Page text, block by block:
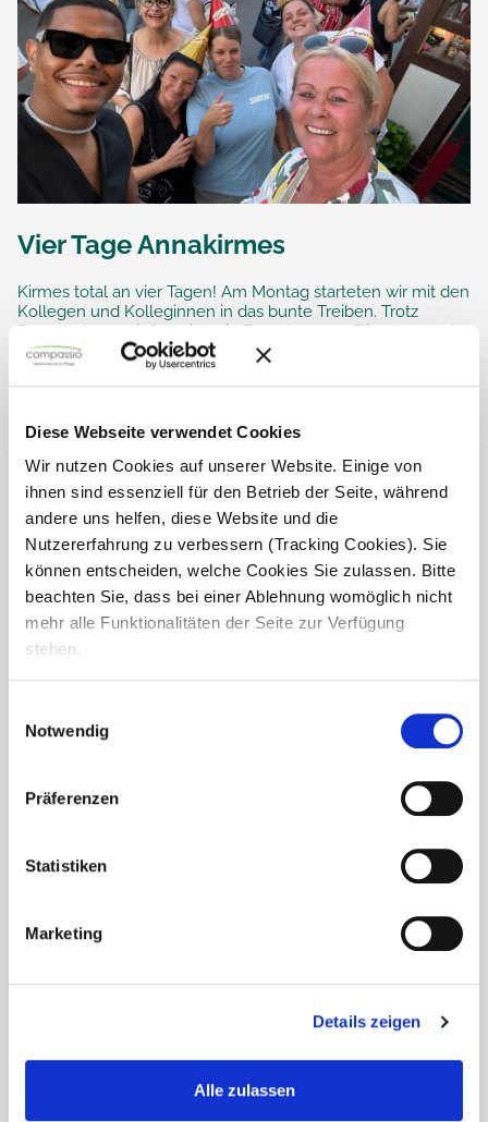
Diese Webseite verwendet Cookies
Wir nutzen Cookies auf unserer Website. Einige von
ihnen sind essenziell für den Betrieb der Seite, während
andere uns helfen, diese Website und die
Nutzererfahrung zu verbessern (Tracking Cookies). Sie
können entscheiden, welche Cookies Sie zulassen. Bitte
beachten Sie, dass bei einer Ablehnung womöglich nicht
mehr alle Funktionalitäten der Seite zur Verfügung
stehen.
Notwendig
Präferenzen
Statistiken
Marketing
Details zeigen
Alle zulassen
Vier Tage Annakirmes
Kirmes total an vier Tagen! Am Montag starteten wir mit den
Kollegen und Kolleginnen in das bunte Treiben. Trotz
Regenschauer ließen sich die Bewohner am Dienstag und
Mittwoch die...
In der Wohnanlage Am Wingert in Gürzenich gab es Grund
Christel Bremer (Bild rechts) gehören mittlerweile seit 5
Jahren zum...